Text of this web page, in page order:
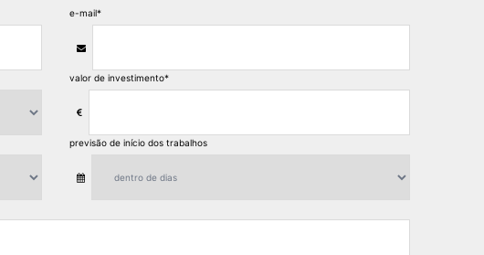
e-mail*
valor de investimento*
previsão de início dos trabalhos